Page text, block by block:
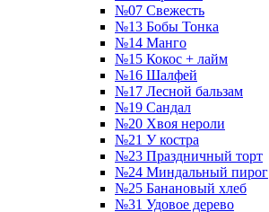
№07 Свежесть
№13 Бобы Тонка
№14 Манго
№15 Кокос + лайм
№16 Шалфей
№17 Лесной бальзам
№19 Сандал
№20 Хвоя нероли
№21 У костра
№23 Праздничный торт
№24 Миндальный пирог
№25 Банановый хлеб
№31 Удовое дерево